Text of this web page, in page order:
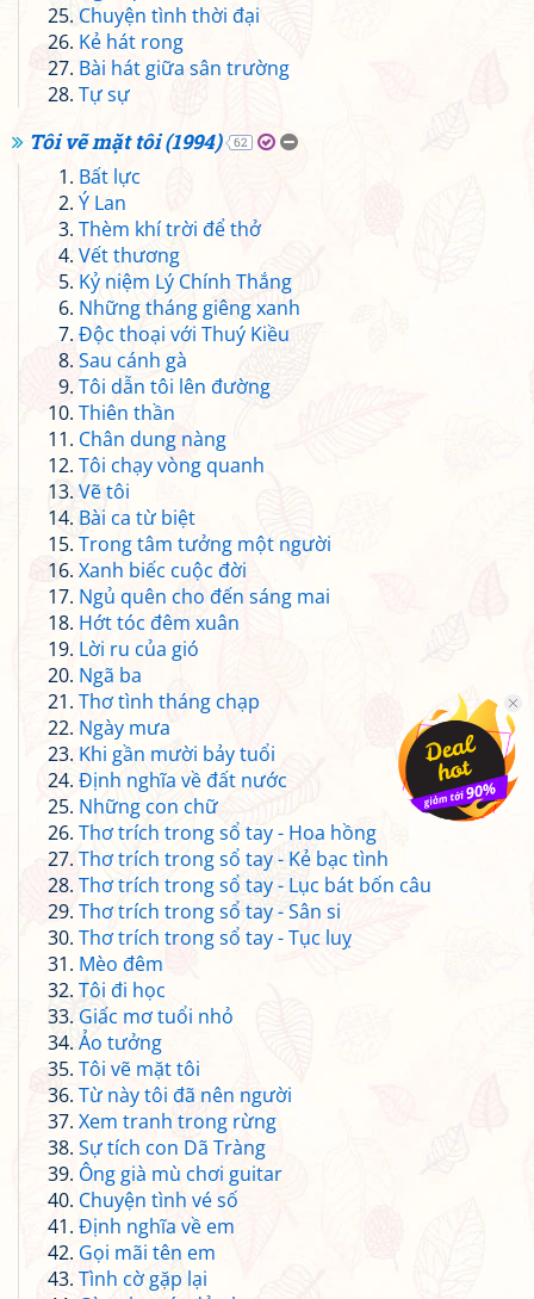
Chuyện tình thời đại
Kẻ hát rong
Bài hát giữa sân trường
Tự sự
Tôi vẽ mặt tôi (1994) 62
Bất lực
Ý Lan
Thèm khí trời để thở
Vết thương
Kỷ niệm Lý Chính Thắng
Những tháng giêng xanh
Độc thoại với Thuý Kiều
Sau cánh gà
Tôi dẫn tôi lên đường
Thiên thần
Chân dung nàng
Tôi chạy vòng quanh
Vẽ tôi
Bài ca từ biệt
Trong tâm tưởng một người
Xanh biếc cuộc đời
Ngủ quên cho đến sáng mai
Hớt tóc đêm xuân
Lời ru của gió
Ngã ba
Thơ tình tháng chạp
Ngày mưa
Khi gần mười bảy tuổi
Định nghĩa về đất nước
Những con chữ
Thơ trích trong sổ tay - Hoa hồng
Thơ trích trong sổ tay - Kẻ bạc tình
Thơ trích trong sổ tay - Lục bát bốn câu
Thơ trích trong sổ tay - Sân si
Thơ trích trong sổ tay - Tục luỵ
Mèo đêm
Tôi đi học
Giấc mơ tuổi nhỏ
Ảo tưởng
Tôi vẽ mặt tôi
Từ này tôi đã nên người
Xem tranh trong rừng
Sự tích con Dã Tràng
Ông già mù chơi guitar
Chuyện tình vé số
Định nghĩa về em
Gọi mãi tên em
Tình cờ gặp lại